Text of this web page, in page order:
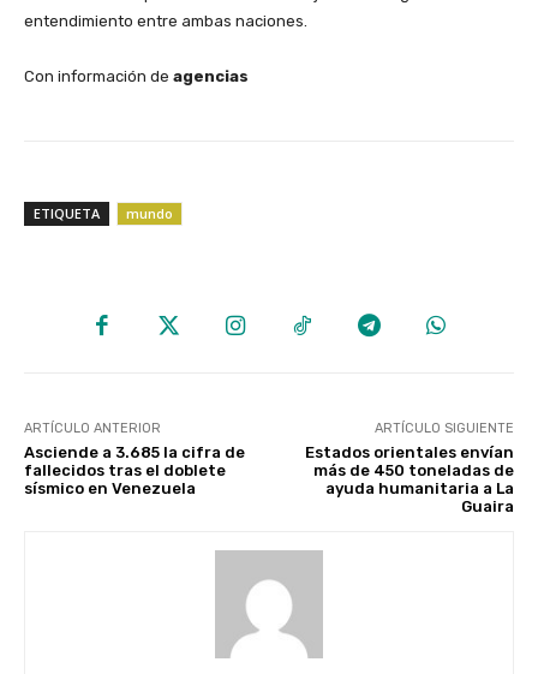
entendimiento entre ambas naciones.
Con información de agencias
ETIQUETA mundo
ARTÍCULO ANTERIOR
Asciende a 3.685 la cifra de
fallecidos tras el doblete
sísmico en Venezuela
ARTÍCULO SIGUIENTE
Estados orientales envían
más de 450 toneladas de
ayuda humanitaria a La
Guaira